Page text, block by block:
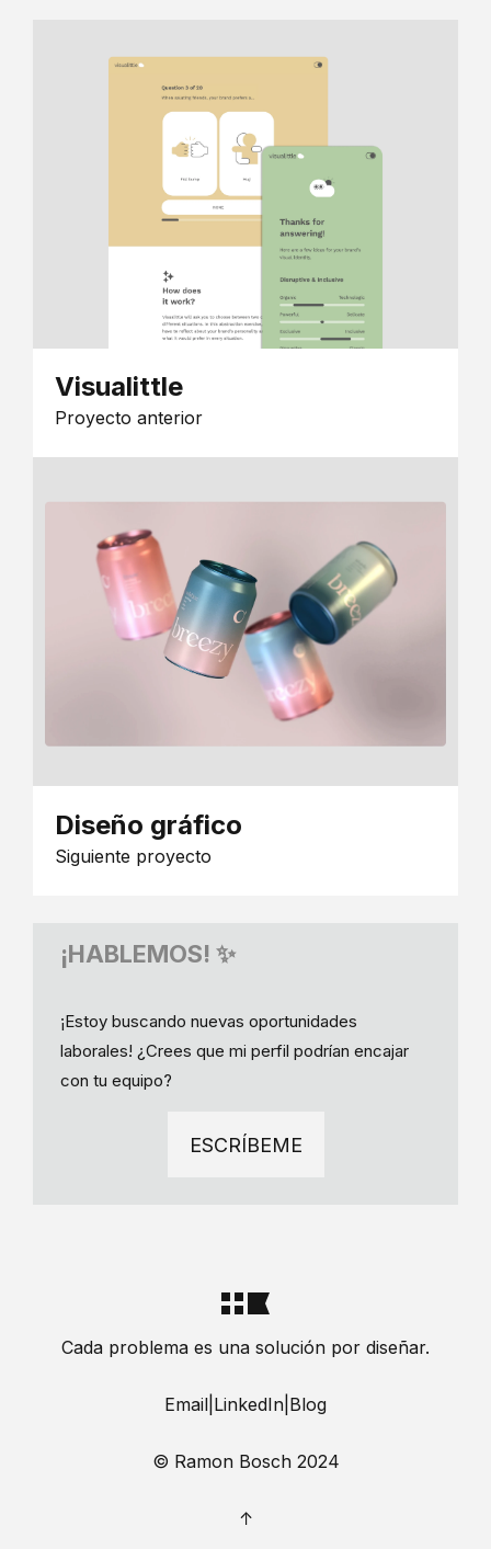
Visualittle
Proyecto anterior
Diseño gráfico
Siguiente proyecto
¡HABLEMOS! ✨
¡Estoy buscando nuevas oportunidades
laborales! ¿Crees que mi perfil podrían encajar
con tu equipo?
ESCRÍBEME
Cada problema es una solución por diseñar.
Email LinkedIn Blog
© Ramon Bosch 2024
↑